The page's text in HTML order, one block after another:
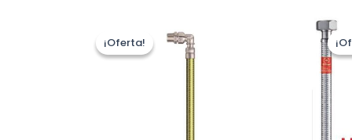
¡Oferta!
¡Oferta!